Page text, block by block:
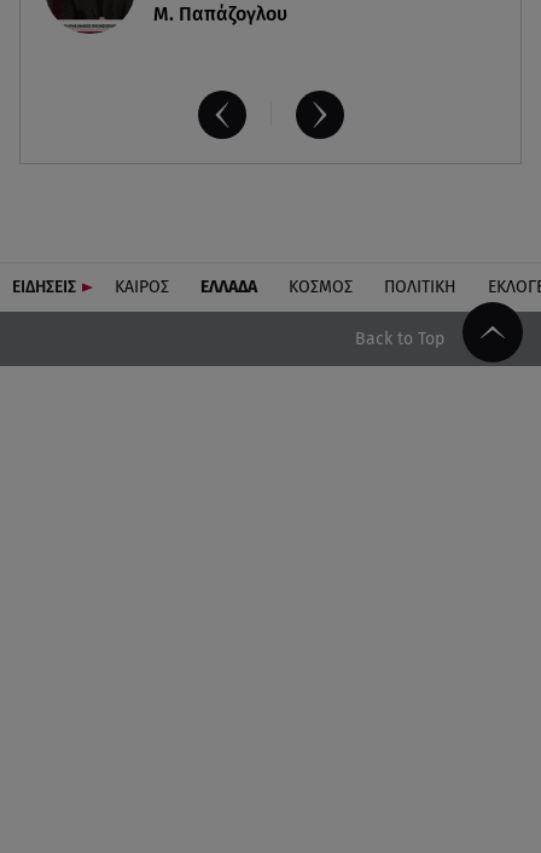
Μ. Παπάζογλου
ΕΙΔΗΣΕΙΣ ΚΑΙΡΟΣ ΕΛΛΑΔΑ ΚΟΣΜΟΣ ΠΟΛΙΤΙΚΗ
Back to Top